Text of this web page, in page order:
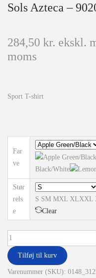
Sols Azteca –
284,50 kr. ekskl.
moms
Sport T-shirt
Far
ve
Black/White
Stør
rels
e
S SM MXL XLXXL
Clear
Tilføj til kurv
Varenummer (SKU):